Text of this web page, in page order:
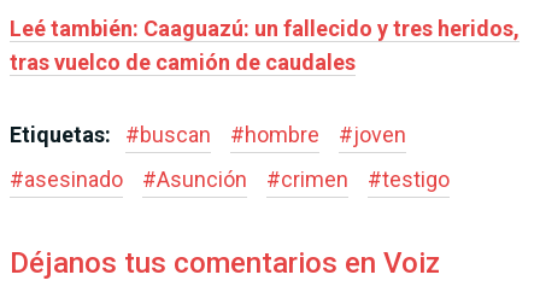
Leé también: Caaguazú: un fallecido y tres heridos,
tras vuelco de camión de caudales
Etiquetas: #buscan #hombre #joven
#asesinado #Asunción #crimen #testigo
Déjanos tus comentarios en Voiz